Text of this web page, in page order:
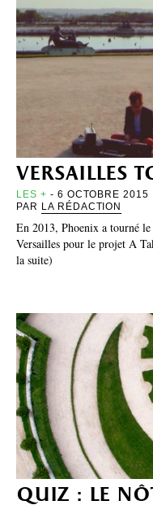
versailles
LES + - 6 OCTOBRE 2015
PAR LA RÉDACTION
En 2013, Phoenix a tourné
Versailles pour le projet A
la suite)
quiz : le